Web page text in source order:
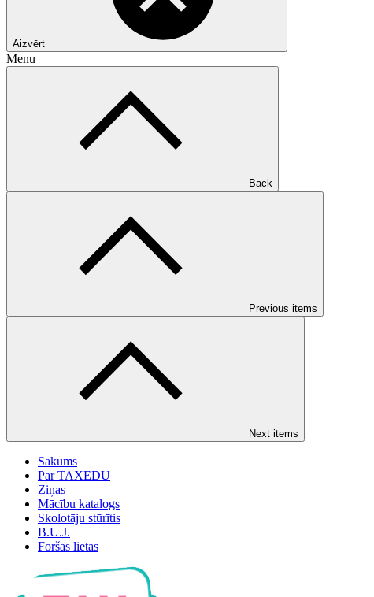
Aizvērt
Menu
Back
Previous items
Next items
Sākums
Par TAXEDU
Ziņas
Mācību katalogs
Skolotāju stūrītis
B.U.J.
Foršas lietas